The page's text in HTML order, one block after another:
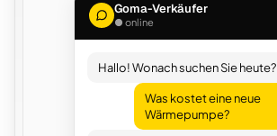
Goma-Verkäufer
● online
Hallo! Wonach suchen Sie heute?
Was kostet eine neue
Wärmepumpe?